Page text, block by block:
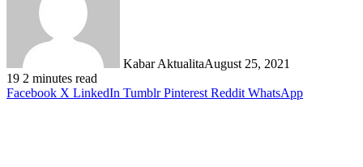
Kabar AktualitaAugust 25, 2021
19 2 minutes read
Facebook X LinkedIn Tumblr Pinterest Reddit WhatsApp